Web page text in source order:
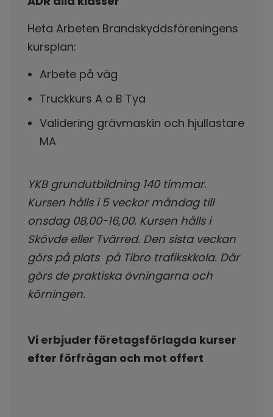
Heta Arbeten Brandskyddsföreningens
kursplan:
Arbete på väg
Truckkurs A o B Tya
Validering grävmaskin och hjullastare
MA
YKB grundutbildning 140 timmar.
Kursen hålls i 5 veckor måndag till
onsdag 08,00-16,00. Kursen hålls i
Skövde eller Tvärred. Den sista veckan
görs på plats på Tibro trafikskkola. Där
görs de praktiska övningarna och
körningen.
Vi erbjuder företagsförlagda kurser
efter förfrågan och mot offert